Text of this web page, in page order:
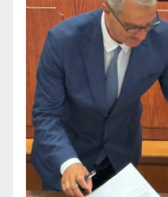
CREDITO COOPERATIVO
FEDERAZIONI GRUPPI